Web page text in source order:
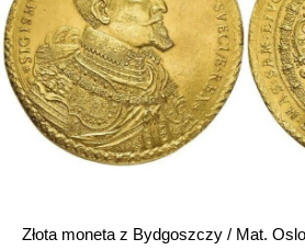
Złota moneta z Bydgoszczy / Mat.